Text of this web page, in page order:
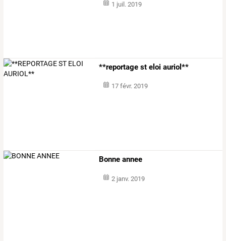
1 juil. 2019
**reportage st eloi auriol**
17 févr. 2019
Bonne annee
2 janv. 2019